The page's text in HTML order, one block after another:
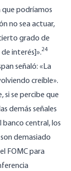
podríamos
no sea actuar,
grado de
interés]».24
señaló: «La
creíble».
si se percibe que
demás señales
banco central, los
demasiado
FOMC para